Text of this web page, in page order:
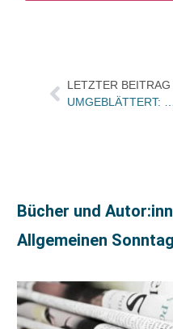
LETZTER BEITRAG
Bücher und
Allgemeinen